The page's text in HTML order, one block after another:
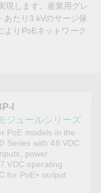
現します。産業用グレ
あたり3 kVのサージ保
よりPoEネットワーク
I
ジュールシリーズ
PoE models in the
Series with 48 VDC
power
VDC operating
for PoE+ output